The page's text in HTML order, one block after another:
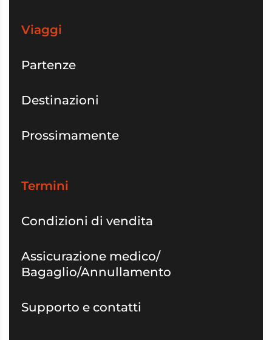
Viaggi
Partenze
Destinazioni
Prossimamente
Termini
Condizioni di vendita
Assicurazione medico/
Bagaglio/Annullamento
Supporto e contatti